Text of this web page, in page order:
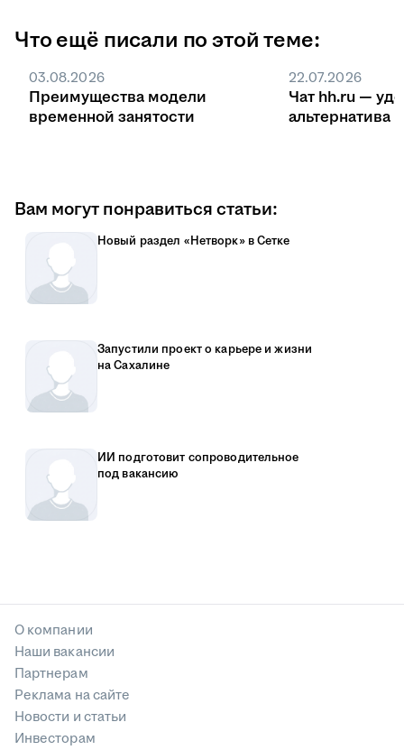
Что ещё писали по этой теме:
03.08.2026
Преимущества модели
временной занятости
22.07.2026
Чат hh.ru —
Вам могут понравиться статьи:
Новый раздел «Нетворк» в Сетке
Запустили проект о карьере и жизни
на Сахалине
ИИ подготовит сопроводительное
под вакансию
О компании
Наши вакансии
Партнерам
Реклама на сайте
Новости и статьи
Инвесторам